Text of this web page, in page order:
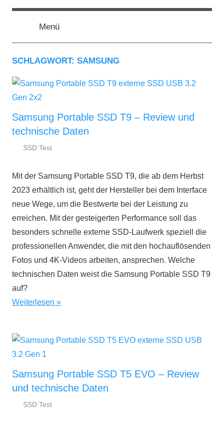
Zumssd-
ratgeber.de
SSD
Kaufberatung:
Empfehlung,
Menü
SCHLAGWORT: SAMSUNG
Samsung Portable SSD T9 – Review und
technische Daten
Juli
ratgeber.de
SSD Test
Mit der Samsung Portable SSD T9, die ab dem Herbst
2023 erhältlich ist, geht der Hersteller bei dem Interface
neue Wege, um die Bestwerte bei der Leistung zu
erreichen. Mit der gesteigerten Performance soll das
besonders schnelle externe SSD-Laufwerk speziell die
professionellen Anwender, die mit den hochauflösenden
Fotos und 4K-Videos arbeiten, ansprechen. Welche
technischen Daten weist die Samsung Portable SSD T9
auf?
Weiterlesen
Samsung Portable SSD T5 EVO – Review
und technische Daten
SSD Test